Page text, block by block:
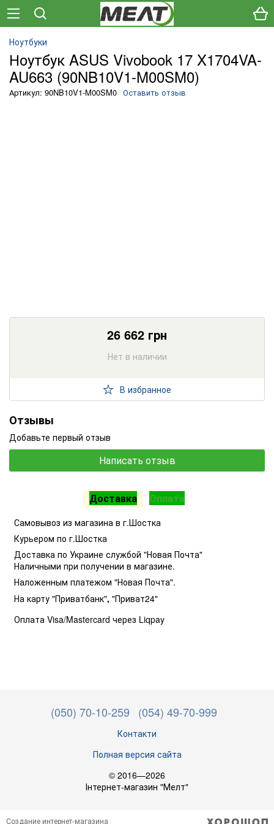
Ноутбуки
Ноутбук ASUS Vivobook 17 X1704VA-
AU663 (90NB10V1-M00SM0)
Артикул: 90NB10V1-M00SM0 Оставить отзыв
26 662 грн
Нет в наличии
В избранное
Отзывы
Добавьте первый отзыв
Написать отзыв
Доставка Оплата
Самовывоз из магазина в г.Шостка
Курьером по г.Шостка
Доставка по Украине службой "Новая Почта"
Наличными при получении в магазине.
Наложенным платежом "Новая Почта".
На карту "Приватбанк", "Приват24"
Оплата Visa/Mastercard через Liqpay
(050) 70-10-259 (054) 49-70-999
Контакти
Полная версия сайта
© 2016—2026
Інтернет-магазин "Мелт"
Создание интернет-магазина